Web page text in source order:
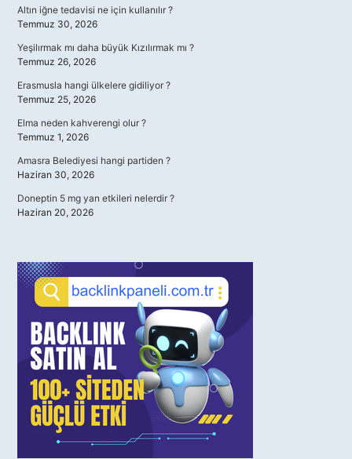
Altın iğne tedavisi ne için kullanılır ?
Temmuz 30, 2026
Yeşilırmak mı daha büyük Kızılırmak mı ?
Temmuz 26, 2026
Erasmusla hangi ülkelere gidiliyor ?
Temmuz 25, 2026
Elma neden kahverengi olur ?
Temmuz 1, 2026
Amasra Belediyesi hangi partiden ?
Haziran 30, 2026
Doneptin 5 mg yan etkileri nelerdir ?
Haziran 20, 2026